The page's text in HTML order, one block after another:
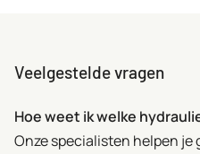
Veelgestelde vragen
Hoe weet ik welke
Onze specialisten helpen je